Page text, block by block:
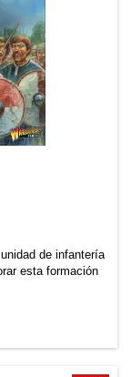
de infantería
esta formación
dentro de la
de línea, reforzar
relacionados